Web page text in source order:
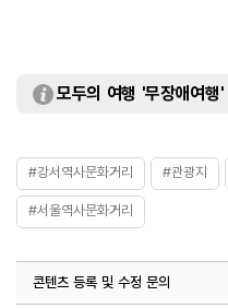
모두의 여행 '무장애여행'
#강서역사문화거리 #관광지
#서울역사문화거리
콘텐츠 등록 및 수정 문의